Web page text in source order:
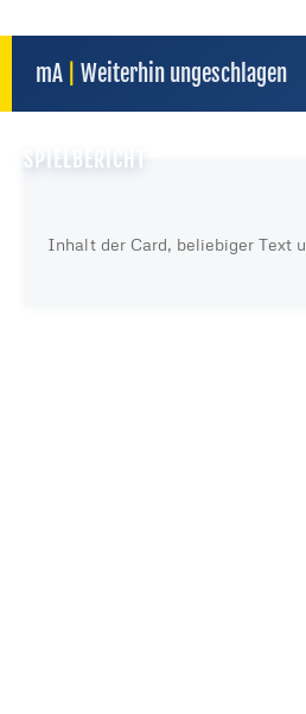
mA Weiterhin ungeschlagen
SPIELBERICHT
Inhalt der Card, beliebiger Text